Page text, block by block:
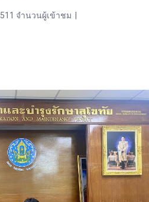
511 จำนวนผู้เข้าชม